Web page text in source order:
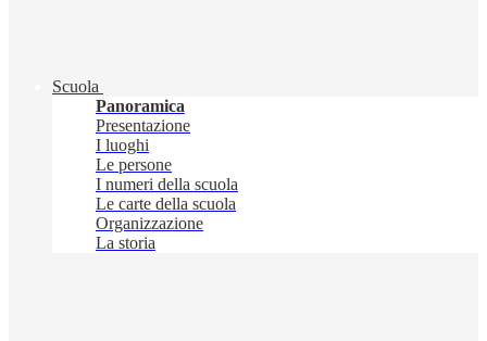
Scuola
Panoramica
Presentazione
I luoghi
Le persone
I numeri della scuola
Le carte della scuola
Organizzazione
La storia